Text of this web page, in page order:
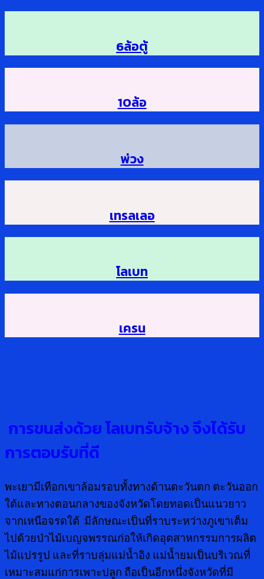
6ล้อตู้
10ล้อ
พ่วง
เทรลเลอ
โลเบท
เครน
การขนส่งด้วย โลเบทรับจ้าง จึงได้รับ
การตอบรับที่ดี
พะเยามีเทือกเขาล้อมรอบทั้งทางด้านตะวันตก ตะวันออก
ใต้และทางตอนกลางของจังหวัดโดยทอดเป็นแนวยาว
จากเหนือจรดใต้ มีลักษณะเป็นที่ราบระหว่างภูเขาเต็ม
ไปด้วยป่าไม้เบญจพรรณก่อให้เกิดอุตสาหกรรมการผลิต
ไม้แปรรูป และที่ราบลุ่มแม่น้ำอิง แม่น้ำยมเป็นบริเวณที่
เหมาะสมแก่การเพาะปลูก ถือเป็นอีกหนึ่งจังหวัดที่มี